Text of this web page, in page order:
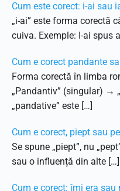
Cum este corect: i-ai sau
„i-ai” este forma corectă
cuiva. Exemple: I-ai spus
Cum e corect pandante
Forma corectă în limba
„Pandantiv” (singular) →
„pandative” este […]
Cum e corect, piept sau
Se spune „piept”, nu
sau o influență din alte […]
Cum e corect: îmi era sau